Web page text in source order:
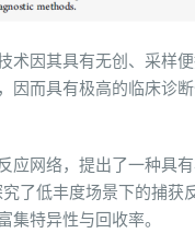
术因其具有无创、采样
因而具有极高的临床诊
应网络，提出了一种具
了低丰度场景下的捕获
集特异性与回收率。